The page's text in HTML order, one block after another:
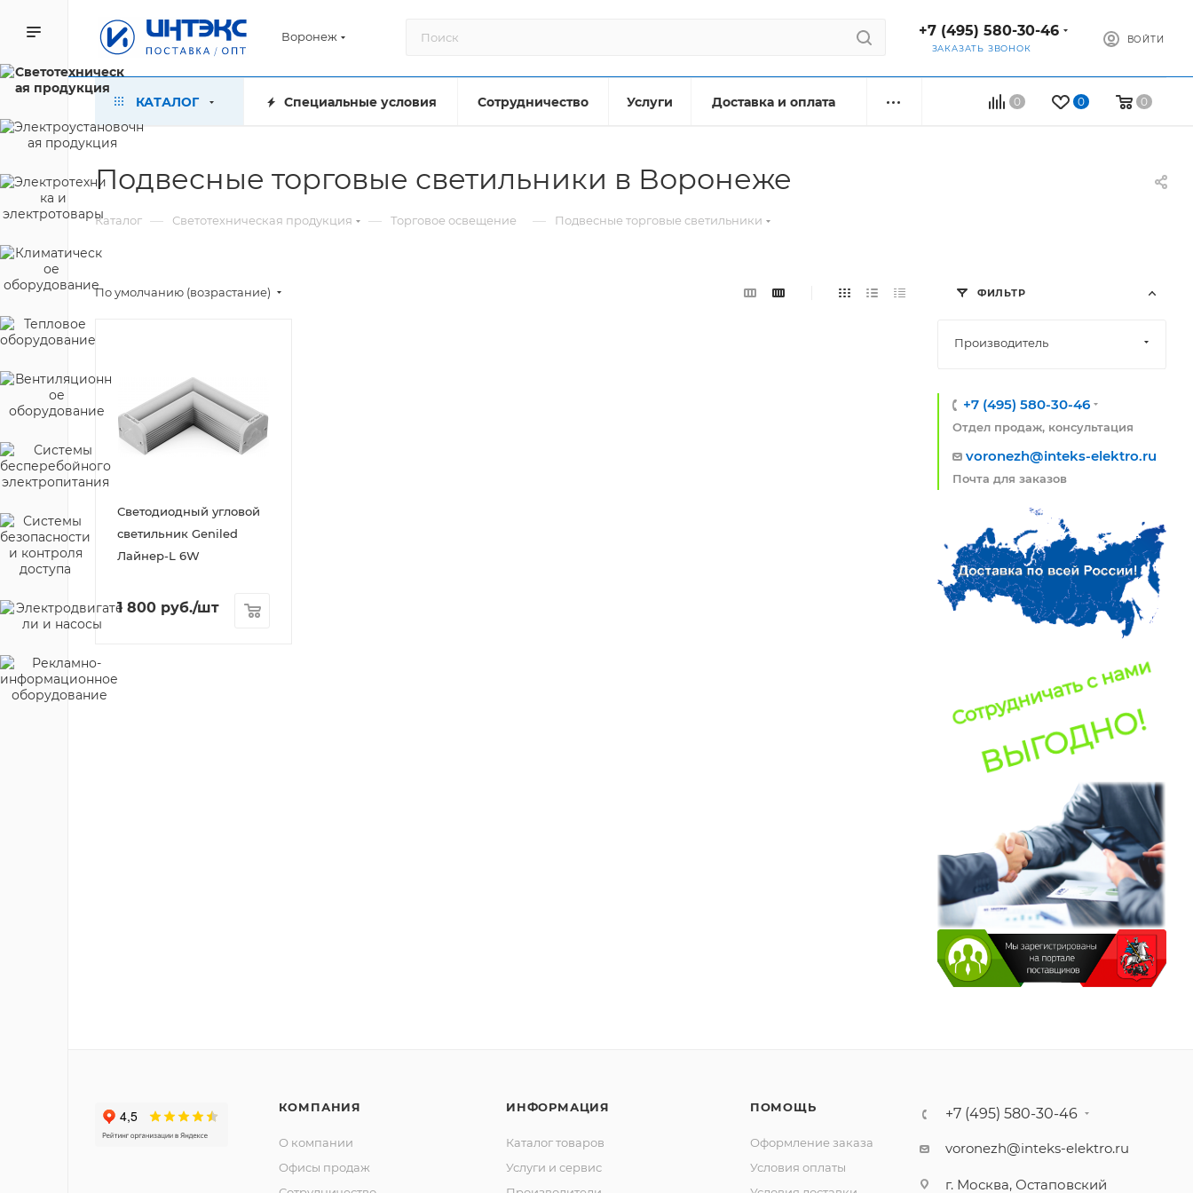
Воронеж +7 (495) 580-30-46
ЗАКАЗАТЬ ЗВОНОК
ВОЙТИ
0 0 0
КАТАЛОГ Специальные условия Сотрудничество Услуги Доставка и оплата
Подвесные торговые светильники в Воронеже
Каталог — Светотехническая продукция — Торговое освещение — Подвесные торговые светильники
По умолчанию (возрастание)
Светодиодный угловой
светильник Geniled
Лайнер-L 6W
1 800 руб./шт
ФИЛЬТР
Производитель
+7 (495) 580-30-46
Отдел продаж, консультация
voronezh@inteks-elektro.ru
Почта для заказов
КОМПАНИЯ
О компании
Офисы продаж
ИНФОРМАЦИЯ
Каталог товаров
Услуги и сервис
ПОМОЩЬ
Оформление заказа
Условия оплаты
+7 (495) 580-30-46
voronezh@inteks-elektro.ru
г. Москва, Остаповский